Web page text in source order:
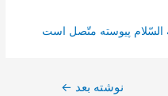
السّلام‌ پيوسته‌ متّصل‌ است‌
نوشته بعد ←